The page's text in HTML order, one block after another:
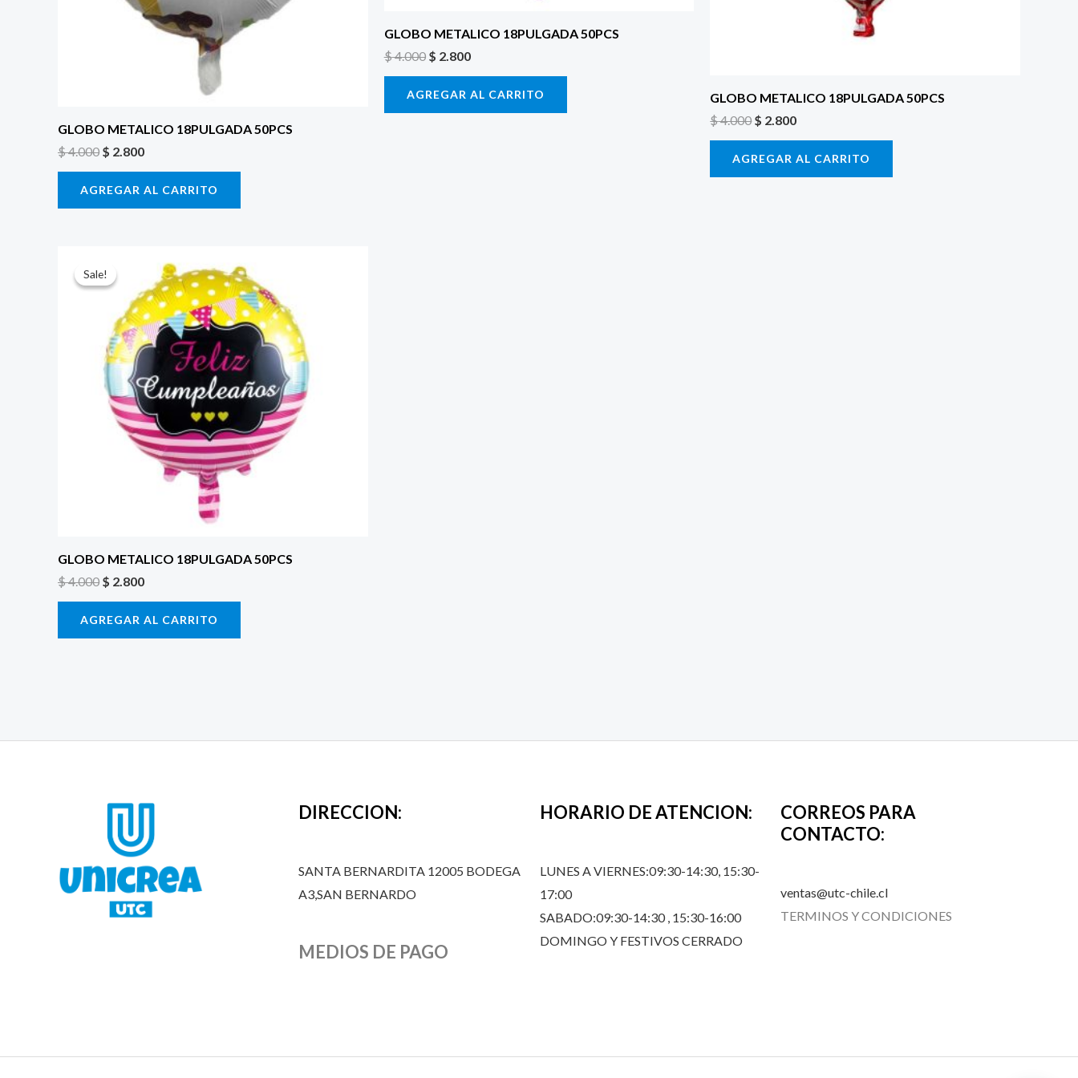
GLOBO METALICO 18PULGADA 50PCS
$4.000 $ 2.800
AGREGAR AL CARRITO
GLOBO METALICO 18PULGADA 50PCS
$4.000 $ 2.800
AGREGAR AL CARRITO
GLOBO METALICO 18PULGADA 50PCS
$4.000$ 2.800
AGREGAR AL CARRITO
Sale!
Sale!
GLOBO METALICO 18PULGADA 50PCS
$4.000
precio
original
$ 4.000.
$ 2.800
precio
actual
es:
$ 2.800.
AGREGAR AL CARRITO
DIRECCION:
SANTA BERNARDITA 12005 BODEGA
A3,SAN BERNARDO
MEDIOS DE PAGO
HORARIO DE ATENCION:
LUNES A VIERNES:09:30-14:30, 15:30-
17:00
SABADO:09:30-14:30 , 15:30-16:00
DOMINGO Y FESTIVOS CERRADO
CORREOS PARA
CONTACTO:
ventas@utc-chile.cl
TERMINOS Y CONDICIONES